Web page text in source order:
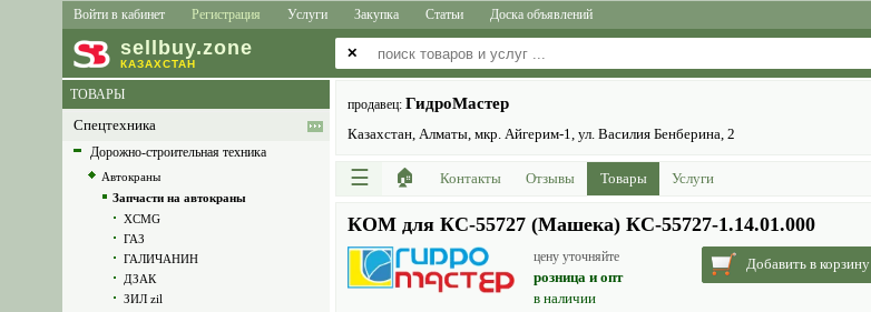
Войти в кабинет Регистрация Услуги Закупка Статьи Доска объявлений
sell buy.zone
КАЗАХСТАН
✕
ТОВАРЫ
Спецтехника
Дорожно-строительная техника
Автокраны
Запчасти на автокраны
XCMG
ГАЗ
ГАЛИЧАНИН
ДЗАК
ЗИЛ zil
продавец: ГидроМастер
Казахстан, Алматы, мкр. Айгерим-1, ул. Василия Бенберина, 2
☰ 🏠 Контакты Отзывы Товары Услуги
КОМ для КС-55727 (Машека) КС-55727-1.14.01.000
цену уточняйте
розница и опт
в наличии
Добавить в корзину